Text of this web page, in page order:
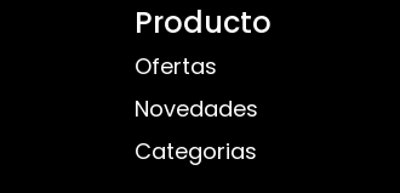
Producto
Ofertas
Novedades
Categorias